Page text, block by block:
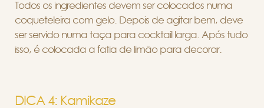
Todos os ingredientes devem ser colocados numa
coqueteleira com gelo. Depois de agitar bem, deve
ser servido numa taça para cocktail larga. Após tudo
isso, é colocada a fatia de limão para decorar.
DICA 4: Kamikaze